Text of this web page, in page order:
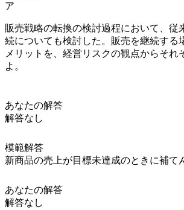
ア
販売戦略の転換の検討過程において、従
続についても検討した。販売を継続する
メリットを、経営リスクの観点からそれ
よ。
あなたの解答
解答なし
模範解答
新商品の売上が目標未達成のときに補て
あなたの解答
解答なし